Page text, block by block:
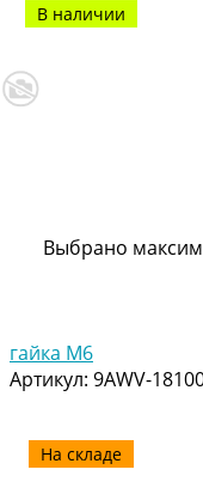
Выбрано
гайка M6
Артикул: 9AWV-
На складе
В наличии